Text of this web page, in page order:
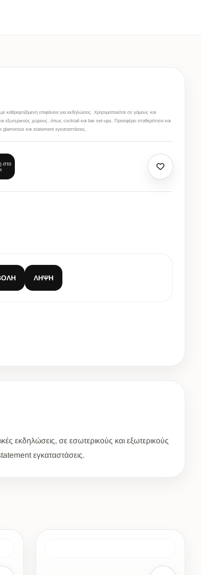
καθρεφτιζόμενη επιφάνεια για εκδηλώσεις. Χρησιμοποιείται σε γάμους και
εξωτερικούς χώρους, όπως cocktail και bar set-ups. Προσφέρει σταθερότητα και
glamorous και statement εγκαταστάσεις.
στο
ΛΉΨΗ
εκδηλώσεις, σε εσωτερικούς και εξωτερικούς
εγκαταστάσεις.